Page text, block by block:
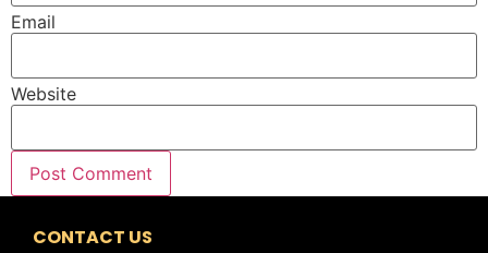
Email
Website
CONTACT US